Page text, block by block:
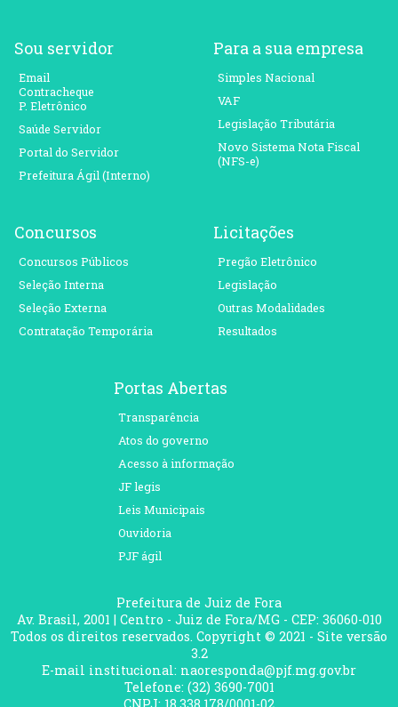
Sou servidor
Email
Contracheque
P. Eletrônico
Saúde Servidor
Portal do Servidor
Prefeitura Ágil (Interno)
Para a sua empresa
Simples Nacional
VAF
Legislação Tributária
Novo Sistema Nota Fiscal
(NFS-e)
Concursos
Concursos Públicos
Seleção Interna
Seleção Externa
Contratação Temporária
Licitações
Pregão Eletrônico
Legislação
Outras Modalidades
Resultados
Portas Abertas
Transparência
Atos do governo
Acesso à informação
JF legis
Leis Municipais
Ouvidoria
PJF ágil
Prefeitura de Juiz de Fora
Av. Brasil, 2001 | Centro - Juiz de Fora/MG - CEP: 36060-010
Todos os direitos reservados. Copyright © 2021 - Site versão
3.2
E-mail institucional: naoresponda@pjf.mg.gov.br
Telefone: (32) 3690-7001
CNPJ: 18.338.178/0001-02